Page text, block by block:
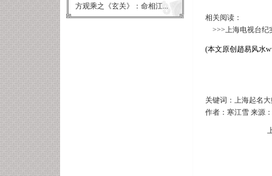
方观乘之《玄关》：命相江...
相关阅读：
>>>上海电视台纪
(本文原创 趙易风水
关键词：上海起名
作者：寒江雪 来源